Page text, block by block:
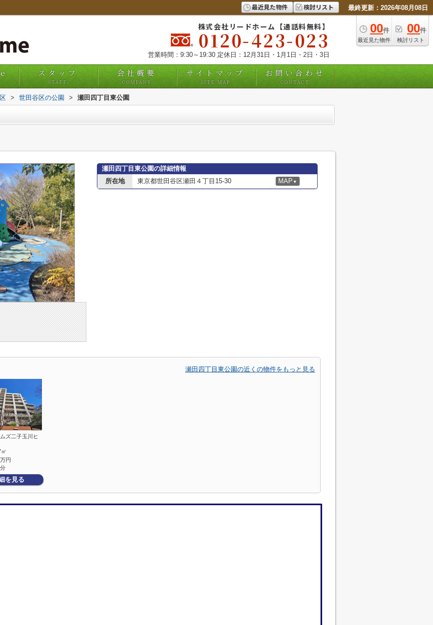
最近見た物件 検討リスト 最終更新：2026年08月08日
00件
最近見た物件
00件
検討リスト
株式会社リードホーム【通話料無料】
0120-423-023
営業時間：9:30～19:30 定休日：12月31日・1月1日・2日・3日
スタッフ
STAFF
会社概要
COMPANY
サイトマップ
SITE MAP
お問い合わせ
CONTACT
> 世田谷区の公園 > 瀬田四丁目東公園
瀬田四丁目東公園の詳細情報
所在地
東京都世田谷区瀬田４丁目15-30 MAP ▼
瀬田四丁目東公園の近くの物件をもっと見る
ズ二子玉川ヒ
万円
を見る